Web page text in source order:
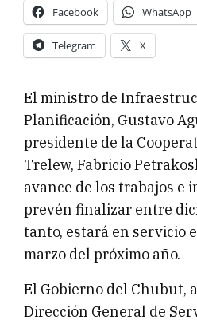
Facebook WhatsApp
Telegram X
El ministro de
Planificación, Gustavo
presidente de la
Trelew, Fabricio
avance de los trabajos e
prevén finalizar entre
tanto, estará en servicio
marzo del próximo año.
El Gobierno del Chubut,
Dirección General de